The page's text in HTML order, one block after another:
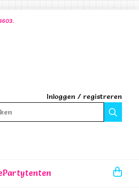
Inloggen / registreren
Partytenten